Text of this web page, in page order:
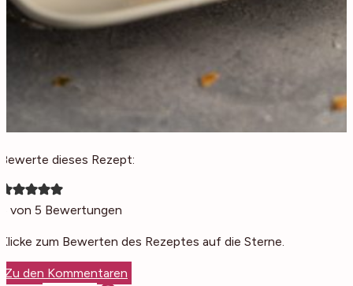
Bewerte dieses Rezept:
von 5 Bewertungen
Klicke zum Bewerten des Rezeptes auf die Sterne.
Zu den Kommentaren